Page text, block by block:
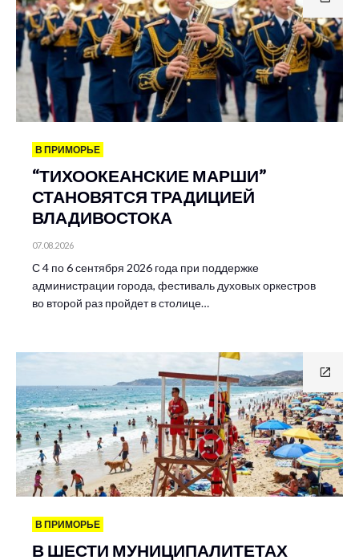
В ПРИМОРЬЕ
“ТИХООКЕАНСКИЕ МАРШИ”
СТАНОВЯТСЯ ТРАДИЦИЕЙ
ВЛАДИВОСТОКА
07.08.2026
С 4 по 6 сентября 2026 года при поддержке
администрации города, фестиваль духовых оркестров
во второй раз пройдет в столице…
В ПРИМОРЬЕ
В ШЕСТИ МУНИЦИПАЛИТЕТАХ